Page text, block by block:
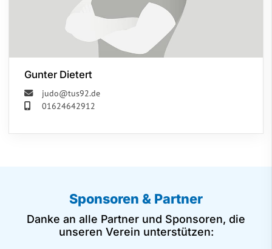
Gunter Dietert
judo@tus92.de
01624642912
Sponsoren & Partner
Danke an alle Partner und Sponsoren, die
unseren Verein unterstützen: